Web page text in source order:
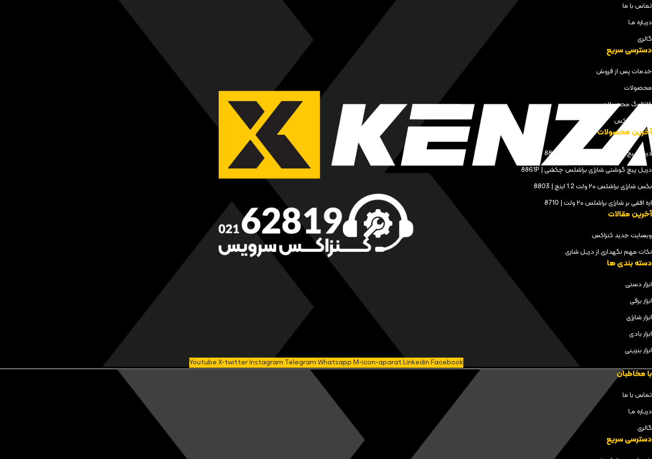
تماس با ما
دربـاره مـا
گالری
دسترسی سریع
خدمات پس از فروش
محصولات
کاتالوگ محصولات
مجله کنزاکس
آخرین محصولات
دریل پیچ گوشتی شارژی براشلس | 8898
دریل پیچ گوشتی شارژی براشلس چکشی | 8861P
بکس شارژی براشلس ۲۰ ولت 1.2 اینچ | 8803
اره افقی بر شارژی براشلس ۲۰ ولت | 8710
آخرین مقالات
وبسایت جدید کنزاکس
نکات مهم نگهداری از دریل شاری
دسته بندی ها
ابزار دستی
ابزار برقی
ابزار شارژی
ابزار بادی
ابزار بنزینی
YoutubeX-twitterInstagram TelegramWhatsappM-icon-aparatLinkedinFacebook
با مخاطبان
تماس با ما
دربـاره مـا
گالری
دسترسی سریع